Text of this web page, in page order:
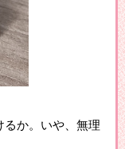
るか。いや、無理